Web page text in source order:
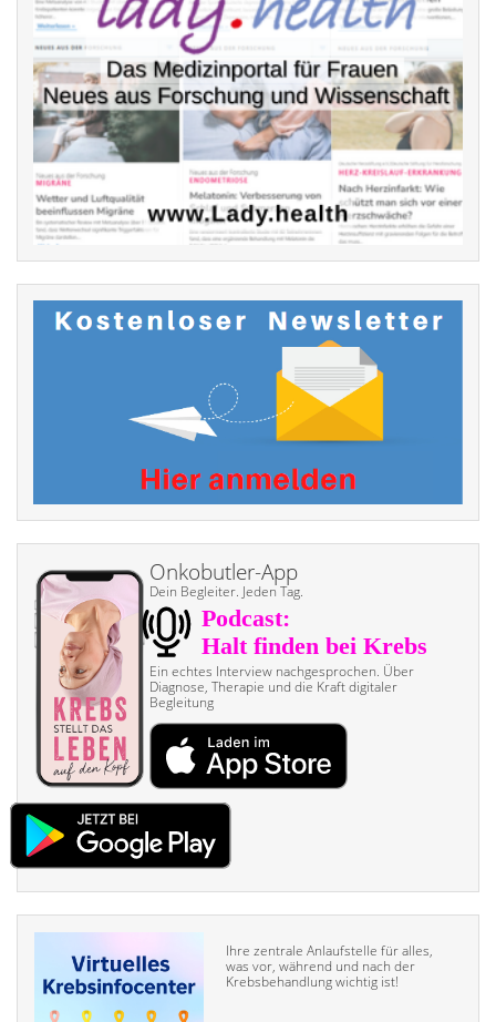
Onkobutler-App
Dein Begleiter. Jeden Tag.
Ein echtes Interview nach­gesprochen. Über
Diagnose, Therapie und die Kraft digitaler
Begleitung
Ihre zentrale Anlaufstelle für alles,
was vor, während und nach der
Krebsbehandlung wichtig ist!